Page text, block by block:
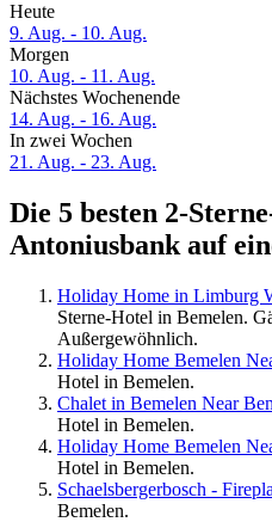
Heute
9. Aug. - 10. Aug.
Morgen
10. Aug. - 11. Aug.
Nächstes Wochenende
14. Aug. - 16. Aug.
In zwei Wochen
21. Aug. - 23. Aug.
Die 5 besten 2-
Antoniusbank auf
Holiday Home in Limburg
Sterne-Hotel in Bemelen.
Außergewöhnlich.
Holiday Home Bemelen
Hotel in Bemelen.
Chalet in Bemelen Near
Hotel in Bemelen.
Holiday Home Bemelen
Hotel in Bemelen.
Schaelsbergerbosch -
Bemelen.